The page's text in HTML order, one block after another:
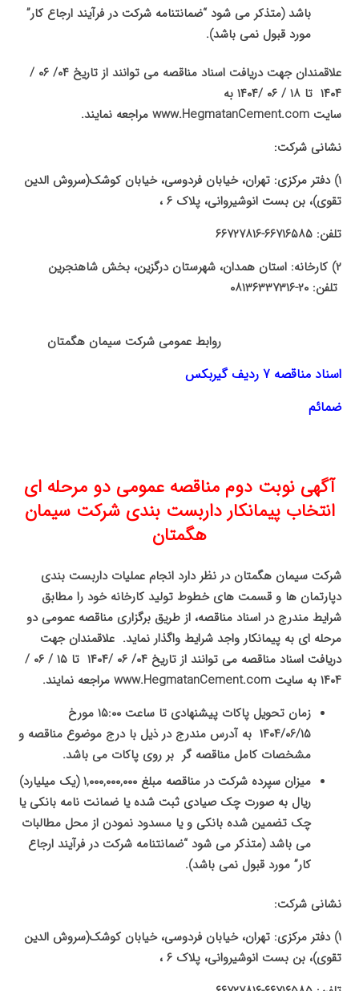
باشد (متذکر می شود “ضمانتنامه شرکت در فرآیند ارجاع کار”
مورد قبول نمی باشد).
علاقمندان جهت دریافت اسناد مناقصه می توانند از تاریخ ۰۴/ ۰۶ /
۱۴۰۴ تا ۱۸ / ۰۶ /۱۴۰۴ به
سایتwww.HegmatanCement.com مراجعه نمایند.
نشانی شرکت:
۱)‌ دفتر مرکزی: تهران، خیابان فردوسی، خیابان کوشک(سروش الدین
تقوی)، بن بست انوشیروانی، پلاک ۶ ،‌
تلفن: ۶۶۷۱۶۵۸۵-۶۶۷۲۷۸۱۶
۲)‌ کارخانه: استان همدان، شهرستان درگزین، بخش شاهنجرین
تلفن: ۲۰-۰۸۱۳۶۳۳۷۳۱۶
روابط عمومی شرکت سیمان هگمتان
اسناد مناقصه 7 ردیف گیربکس
ضمائم
آگهی نوبت دوم مناقصه عمومی دو مرحله ای
انتخاب پیمانکار داربست بندی شرکت سیمان
هگمتان
شرکت سیمان هگمتان در نظر دارد انجام عملیات داربست بندی
دپارتمان ها و قسمت های خطوط تولید کارخانه خود را مطابق
شرایط مندرج در اسناد مناقصه، از طریق برگزاری مناقصه عمومی دو
مرحله ای به پیمانکار واجد شرایط واگذار نماید. علاقمندان جهت
دریافت اسناد مناقصه می توانند از تاریخ ۰۴/ ۰۶ /۱۴۰۴ تا ۱۵ / ۰۶ /
۱۴۰۴ به سایت
www.HegmatanCement.com مراجعه نمایند.
زمان تحویل پاکات پیشنهادی تا ساعت ۱۵:۰۰ مورخ
۱۴۰۴/۰۶/۱۵ به آدرس مندرج در ذیل با درج موضوع مناقصه و
مشخصات کامل مناقصه گر بر روی پاکات می باشد.
میزان سپرده شرکت در مناقصه مبلغ ۱,۰۰۰,۰۰۰,۰۰۰(یک میلیارد)
ریال به صورت چک صیادی ثبت شده یا ضمانت نامه بانکی یا
چک تضمین شده بانکی و یا مسدود نمودن از محل مطالبات
می باشد (متذکر می شود “ضمانتنامه شرکت در فرآیند ارجاع
کار” مورد قبول نمی باشد).
نشانی شرکت:
۱)‌ دفتر مرکزی: تهران، خیابان فردوسی، خیابان کوشک(سروش الدین
تقوی)، بن بست انوشیروانی، پلاک ۶ ،‌